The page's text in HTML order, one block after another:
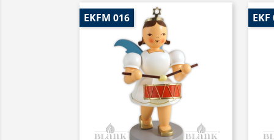
EKFM 016 EKF